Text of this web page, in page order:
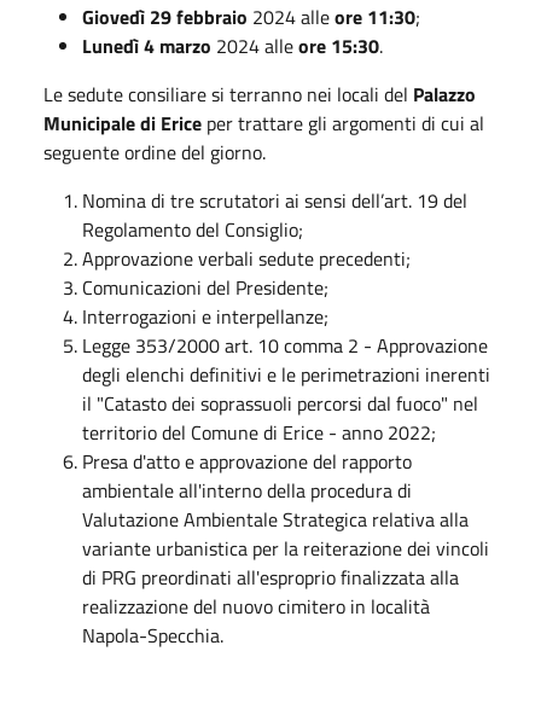
Giovedì 29 febbraio 2024 alleore 11:30;
Lunedì 4 marzo 2024 alleore 15:30.
Le sedute consiliare si terranno nei locali del Palazzo
Municipale di Erice per trattare gli argomenti di cui al
seguente ordine del giorno.
Nomina di tre scrutatori ai sensi dell’art. 19 del
Regolamento del Consiglio;
Approvazione verbali sedute precedenti;
Comunicazioni del Presidente;
Interrogazioni e interpellanze;
Legge 353/2000 art. 10 comma 2 - Approvazione
degli elenchi definitivi e le perimetrazioni inerenti
il "Catasto dei soprassuoli percorsi dal fuoco" nel
territorio del Comune di Erice - anno 2022;
Presa d'atto e approvazione del rapporto
ambientale all'interno della procedura di
Valutazione Ambientale Strategica relativa alla
variante urbanistica per la reiterazione dei vincoli
di PRG preordinati all'esproprio finalizzata alla
realizzazione del nuovo cimitero in località
Napola-Specchia.